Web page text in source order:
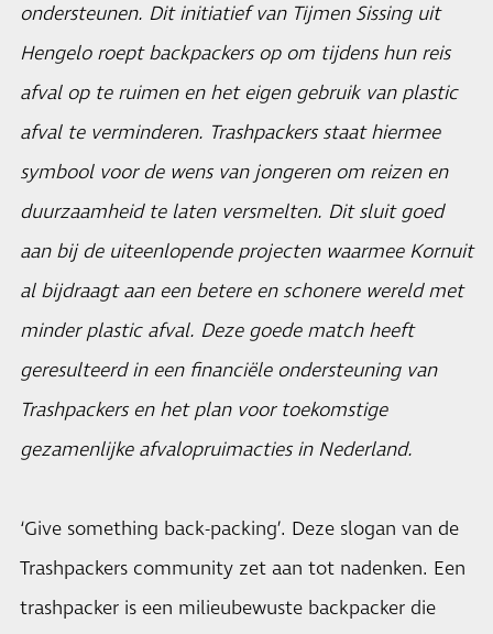
ondersteunen. Dit initiatief van Tijmen Sissing uit
Hengelo roept backpackers op om tijdens hun reis
afval op te ruimen en het eigen gebruik van plastic
afval te verminderen. Trashpackers staat hiermee
symbool voor de wens van jongeren om reizen en
duurzaamheid te laten versmelten. Dit sluit goed
aan bij de uiteenlopende projecten waarmee Kornuit
al bijdraagt aan een betere en schonere wereld met
minder plastic afval. Deze goede match heeft
geresulteerd in een financiële ondersteuning van
Trashpackers en het plan voor toekomstige
gezamenlijke afvalopruimacties in Nederland.
‘Give something back-packing’. Deze slogan van de
Trashpackers community zet aan tot nadenken. Een
trashpacker is een milieubewuste backpacker die